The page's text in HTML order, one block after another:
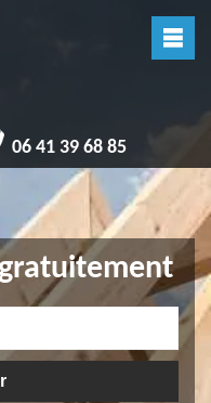
06 41 39 68 85